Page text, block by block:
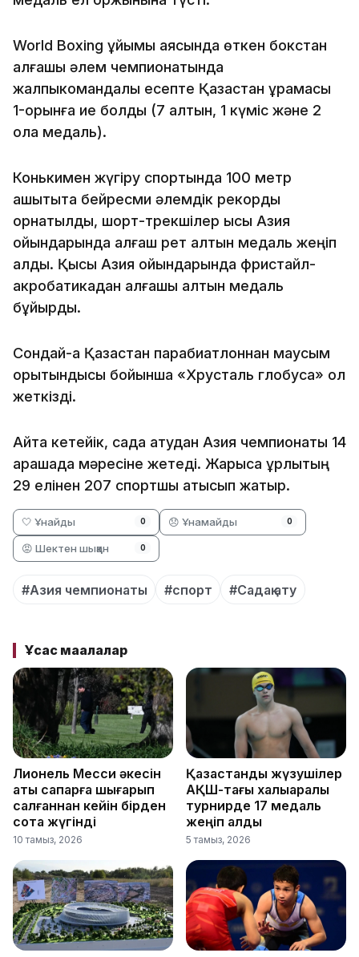
World Boxing ұйымы аясында өткен бокстан
алғашқы әлем чемпионатында
жалпыкомандалық есепте Қазақстан құрамасы
1-орынға ие болды (7 алтын, 1 күміс және 2
қола медаль).
Конькимен жүгіру спортында 100 метр
қашықтықта бейресми әлемдік рекорды
орнатылды, шорт-трекшілер қысқы Азия
ойындарында алғаш рет алтын медаль жеңіп
алды. Қысқы Азия ойындарында фристайл-
акробатикадан алғашқы алтын медаль
бұйырды.
Сондай-ақ Қазақстан парабиатлоннан маусым
қорытындысы бойынша «Хрусталь глобусқа» қол
жеткізді.
Айта кетейік, садақ атудан Азия чемпионаты 14
қарашада мәресіне жетеді. Жарысқа құрлықтың
29 елінен 207 спортшы қатысып жатыр.
🤍 Ұнайды 0 😞 Ұнамайды 0
😡 Шектен шыққан 0
#Азия чемпионаты #спорт #Садақ ату
Ұқсас мақалалар
Лионель Месси әкесін
ақтық сапарға шығарып
салғаннан кейін бірден
сотқа жүгінді
10 тамыз, 2026
Қазақстандық жүзушілер
АҚШ-тағы халықаралық
турнирде 17 медаль
жеңіп алды
5 тамыз, 2026